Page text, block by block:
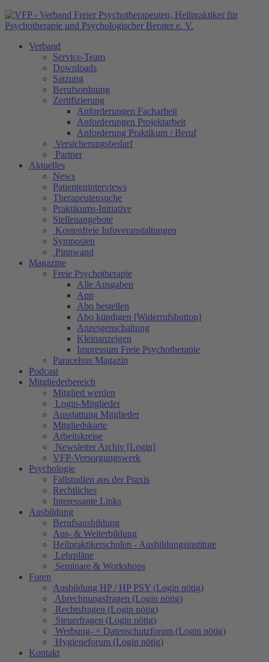
Verband
Service-Team
Downloads
Satzung
Berufsordnung
Zertifizierung
Anforderungen Facharbeit
Anforderungen Projektarbeit
Anforderung Praktikum / Beruf
Versicherungsbedarf
Partner
Aktuelles
News
Patienteninterviews
Therapeutensuche
Praktikums-Initiative
Stellenangebote
Kostenfreie Infoveranstaltungen
Symposien
Pinnwand
Magazine
Freie Psychotherapie
Alle Ausgaben
App
Abo bestellen
Abo kündigen [Widerrufsbutton]
Anzeigenschaltung
Kleinanzeigen
Impressum Freie Psychotherapie
Paracelsus Magazin
Podcast
Mitgliederbereich
Mitglied werden
Login-Mitglieder
Ausstattung Mitglieder
Mitgliedskarte
Arbeitskreise
Newsletter Archiv [Login]
VFP-Versorgungswerk
Psychologie
Fallstudien aus der Praxis
Rechtliches
Interessante Links
Ausbildung
Berufsausbildung
Aus- & Weiterbildung
Heilpraktikerschulen - Ausbildungsinstitute
Lehrpläne
Seminare & Workshops
Foren
Ausbildung HP / HP PSY (Login nötig)
Abrechnungsfragen (Login nötig)
Rechtsfragen (Login nötig)
Steuerfragen (Login nötig)
Werbung- + Datenschutzforum (Login nötig)
Hygieneforum (Login nötig)
Kontakt